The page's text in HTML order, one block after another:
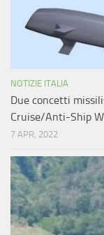
NOTIZIE ITALIA
Due concetti
Cruise/Anti-Ship
7 APR, 2022